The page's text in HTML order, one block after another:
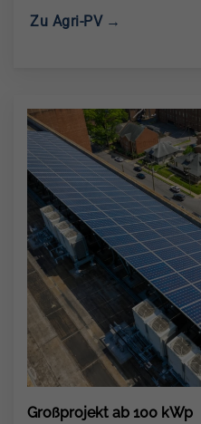
Zu Agri-PV →
Großprojekt ab 100 kWp